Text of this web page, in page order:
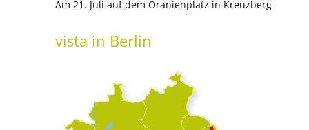
Am 21. Juli auf dem Oranienplatz in Kreuzberg
vista in Berlin